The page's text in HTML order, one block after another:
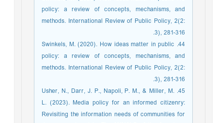
policy: a review of concepts, mechanisms, and
methods. International Review of Public Policy, 2(2:
3), 281-316.
44. Swinkels, M. (2020). How ideas matter in public
policy: a review of concepts, mechanisms, and
methods. International Review of Public Policy, 2(2:
3), 281-316.
45. Usher, N., Darr, J. P., Napoli, P. M., & Miller, M.
L. (2023). Media policy for an informed citizenry:
Revisiting the information needs of communities for